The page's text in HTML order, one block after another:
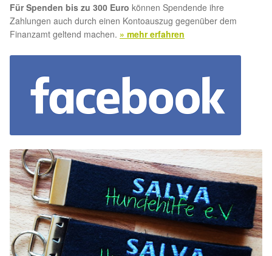
Für Spenden bis zu 300 Euro können Spendende ihre
Zahlungen auch durch einen Kontoauszug gegenüber dem
Finanzamt geltend machen. » mehr erfahren